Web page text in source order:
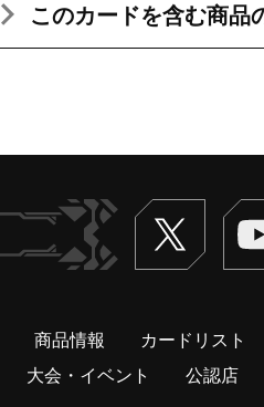
このカードを含む商品
Twitter
商品情報 カードリスト
大会・イベント 公認店